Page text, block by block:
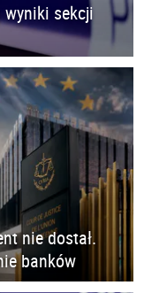
wyniki sekcji
nie dostał.
banków